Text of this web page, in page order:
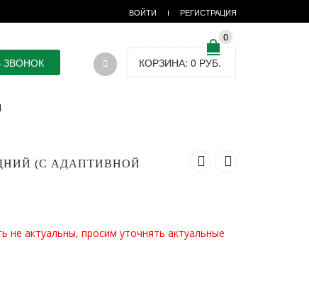
ВОЙТИ РЕГИСТРАЦИЯ
ЗВОНОК
0
КОРЗИНА: 0 РУБ.
(С АДАПТИВНОЙ
не актуальны, просим уточнять актуальные